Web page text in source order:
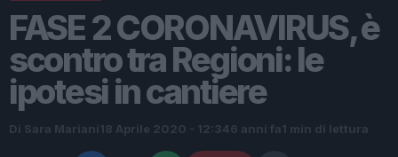
FASE 2 CORONAVIRUS, è
scontro tra Regioni: le
ipotesi in cantiere
Di Sara Mariani 18 Aprile 2020 - 12:346 anni fa 1 min di lettura